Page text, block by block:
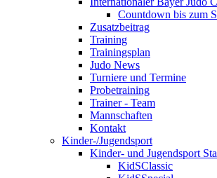
Countdown bis zum
Zusatzbeitrag
Training
Trainingsplan
Judo News
Turniere und Termine
Probetraining
Trainer - Team
Mannschaften
Kontakt
Kinder-/Jugendsport
Kinder- und Jugendsport
KidSClassic